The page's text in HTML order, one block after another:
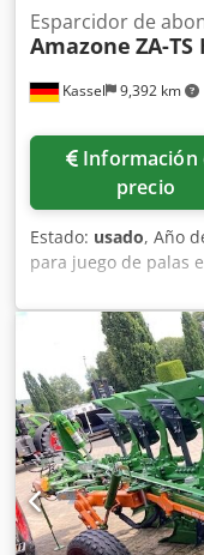
Kassel 9,392 km
Esparcidor de
Amazone ZA-
Información de
precio
Estado: usado, Año
para juego de palas
derecha,
con Auto TS y
derecha con
dispositivo de
iluminación de
de pesaje, 16